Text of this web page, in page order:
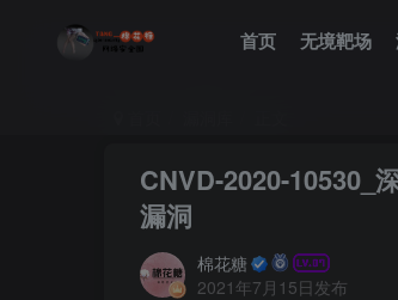
首页 无境靶场
CNVD-2020-10530_
漏洞
棉花糖
2021年7月15日发布